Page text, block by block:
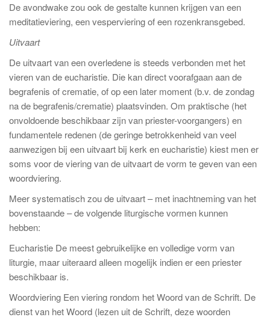
De avondwake zou ook de gestalte kunnen krijgen van een
meditatieviering, een vesperviering of een rozenkransgebed.
Uitvaart
De uitvaart van een overledene is steeds verbonden met het
vieren van de eucharistie. Die kan direct voorafgaan aan de
begrafenis of crematie, of op een later moment (b.v. de zondag
na de begrafenis/crematie) plaatsvinden. Om praktische (het
onvoldoende beschikbaar zijn van priester-voorgangers) en
fundamentele redenen (de geringe betrokkenheid van veel
aanwezigen bij een uitvaart bij kerk en eucharistie) kiest men er
soms voor de viering van de uitvaart de vorm te geven van een
woordviering.
Meer systematisch zou de uitvaart – met inachtneming van het
bovenstaande – de volgende liturgische vormen kunnen
hebben:
Eucharistie De meest gebruikelijke en volledige vorm van
liturgie, maar uiteraard alleen mogelijk indien er een priester
beschikbaar is.
Woordviering Een viering rondom het Woord van de Schrift. De
dienst van het Woord (lezen uit de Schrift, deze woorden